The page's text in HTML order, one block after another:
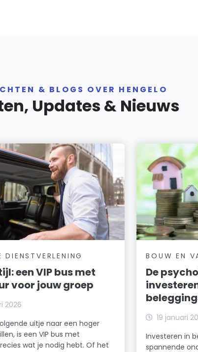
& BLOGS OVER HENGELO
Updates & Nieuws
DIENSTVERLENING
een VIP bus met
voor jouw groep
2026
uitje naar een hoger
is een VIP bus met
wat je nodig hebt. Of het
BOUW EN
De
19 januari
Investeren in
spannende